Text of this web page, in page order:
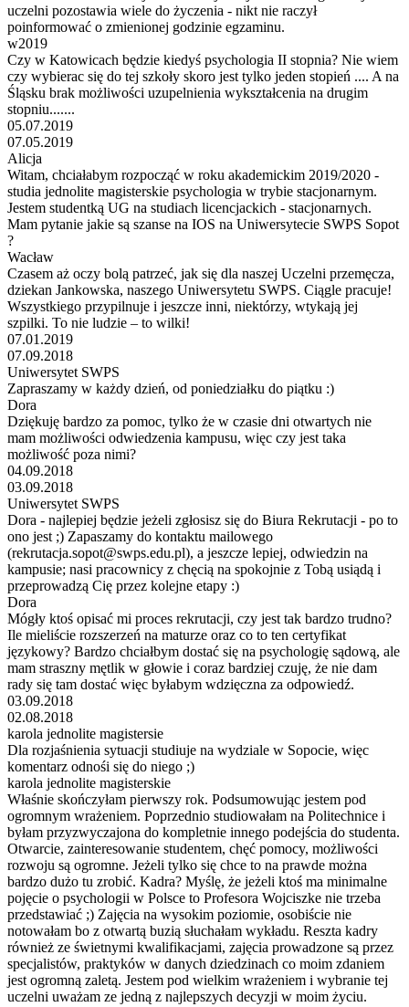
uczelni pozostawia wiele do życzenia - nikt nie raczył
poinformować o zmienionej godzinie egzaminu.
w2019
Czy w Katowicach będzie kiedyś psychologia II stopnia? Nie wiem
czy wybierac się do tej szkoły skoro jest tylko jeden stopień .... A na
Śląsku brak możliwości uzupelnienia wykształcenia na drugim
stopniu.......
05.07.2019
07.05.2019
Alicja
Witam, chciałabym rozpocząć w roku akademickim 2019/2020 -
studia jednolite magisterskie psychologia w trybie stacjonarnym.
Jestem studentką UG na studiach licencjackich - stacjonarnych.
Mam pytanie jakie są szanse na IOS na Uniwersytecie SWPS Sopot
?
Wacław
Czasem aż oczy bolą patrzeć, jak się dla naszej Uczelni przemęcza,
dziekan Jankowska, naszego Uniwersytetu SWPS. Ciągle pracuje!
Wszystkiego przypilnuje i jeszcze inni, niektórzy, wtykają jej
szpilki. To nie ludzie – to wilki!
07.01.2019
07.09.2018
Uniwersytet SWPS
Zapraszamy w każdy dzień, od poniedziałku do piątku :)
Dora
Dziękuję bardzo za pomoc, tylko że w czasie dni otwartych nie
mam możliwości odwiedzenia kampusu, więc czy jest taka
możliwość poza nimi?
04.09.2018
03.09.2018
Uniwersytet SWPS
Dora - najlepiej będzie jeżeli zgłosisz się do Biura Rekrutacji - po to
ono jest ;) Zapaszamy do kontaktu mailowego
(rekrutacja.sopot@swps.edu.pl), a jeszcze lepiej, odwiedzin na
kampusie; nasi pracownicy z chęcią na spokojnie z Tobą usiądą i
przeprowadzą Cię przez kolejne etapy :)
Dora
Mógły ktoś opisać mi proces rekrutacji, czy jest tak bardzo trudno?
Ile mieliście rozszerzeń na maturze oraz co to ten certyfikat
językowy? Bardzo chciałbym dostać się na psychologię sądową, ale
mam straszny mętlik w głowie i coraz bardziej czuję, że nie dam
rady się tam dostać więc byłabym wdzięczna za odpowiedź.
03.09.2018
02.08.2018
karola jednolite magistersie
Dla rozjaśnienia sytuacji studiuje na wydziale w Sopocie, więc
komentarz odnośi się do niego ;)
karola jednolite magisterskie
Właśnie skończyłam pierwszy rok. Podsumowując jestem pod
ogromnym wrażeniem. Poprzednio studiowałam na Politechnice i
byłam przyzwyczajona do kompletnie innego podejścia do studenta.
Otwarcie, zainteresowanie studentem, chęć pomocy, możliwości
rozwoju są ogromne. Jeżeli tylko się chce to na prawde można
bardzo dużo tu zrobić. Kadra? Myślę, że jeżeli ktoś ma minimalne
pojęcie o psychologii w Polsce to Profesora Wojciszke nie trzeba
przedstawiać ;) Zajęcia na wysokim poziomie, osobiście nie
notowałam bo z otwartą buzią słuchałam wykładu. Reszta kadry
również ze świetnymi kwalifikacjami, zajęcia prowadzone są przez
specjalistów, praktyków w danych dziedzinach co moim zdaniem
jest ogromną zaletą. Jestem pod wielkim wrażeniem i wybranie tej
uczelni uważam ze jedną z najlepszych decyzji w moim życiu.